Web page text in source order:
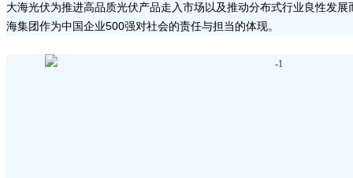
大海光伏为推进高品质光伏产品走入市场以及推动分布式行业良性发
海集团作为中国企业500强对社会的责任与担当的体现。